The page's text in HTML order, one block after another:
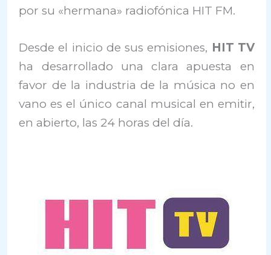
por su «hermana» radiofónica HIT FM.
Desde el inicio de sus emisiones, HIT TV
ha desarrollado una clara apuesta en
favor de la industria de la música no en
vano es el único canal musical en emitir,
en abierto, las 24 horas del día.